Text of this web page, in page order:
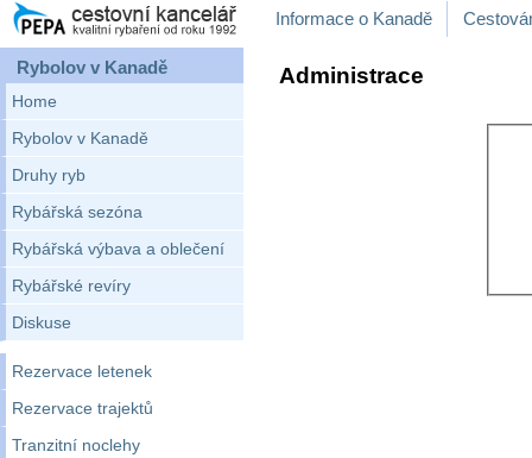
Informace o Kanadě
Administrace
Rybolov v Kanadě
Home
Rybolov v Kanadě
Druhy ryb
Rybářská sezóna
Rybářská výbava a oblečení
Rybářské revíry
Diskuse
Rezervace letenek
Rezervace trajektů
Tranzitní noclehy